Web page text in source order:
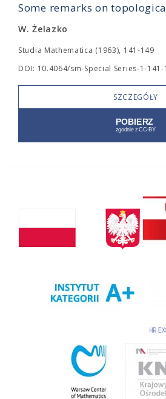
Some remarks on
W. Żelazko
Studia Mathematica (1963), 141-149
DOI: 10.4064/sm-Special Series-1-141-
SZCZEGÓŁY